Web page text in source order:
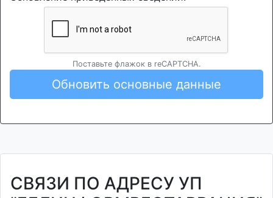
Поставьте флажок в reCAPTCHA.
Обновить основные данные
СВЯЗИ ПО АДРЕСУ УП